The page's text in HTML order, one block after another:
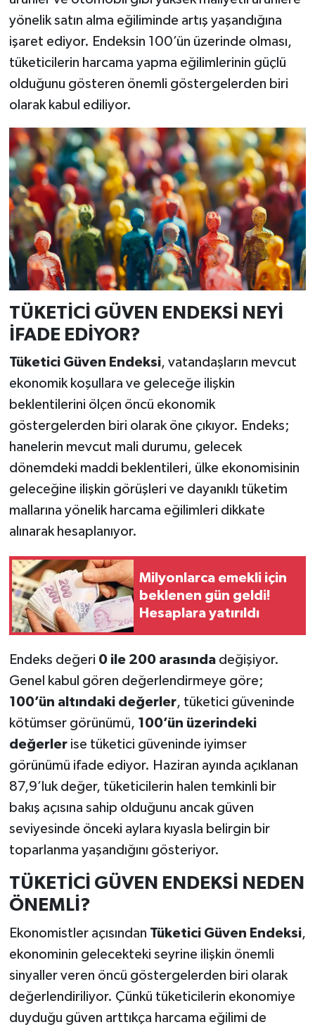
yönelik satın alma eğiliminde artış yaşandığına
işaret ediyor. Endeksin 100’ün üzerinde olması,
tüketicilerin harcama yapma eğilimlerinin güçlü
olduğunu gösteren önemli göstergelerden biri
olarak kabul ediliyor.
TÜKETİCİ GÜVEN ENDEKSİ NEYİ
İFADE EDİYOR?
Tüketici Güven Endeksi, vatandaşların mevcut
ekonomik koşullara ve geleceğe ilişkin
beklentilerini ölçen öncü ekonomik
göstergelerden biri olarak öne çıkıyor. Endeks;
hanelerin mevcut mali durumu, gelecek
dönemdeki maddi beklentileri, ülke ekonomisinin
geleceğine ilişkin görüşleri ve dayanıklı tüketim
mallarına yönelik harcama eğilimleri dikkate
alınarak hesaplanıyor.
Milyonlarca emekli için
beklenen gün geldi!
Hesaplara yatırıldı
Endeks değeri 0 ile 200 arasındadeğişiyor.
Genel kabul gören değerlendirmeye göre;
100’ün altındaki değerler, tüketici güveninde
kötümser görünümü, 100’ün üzerindeki
değerlerise tüketici güveninde iyimser
görünümü ifade ediyor. Haziran ayında açıklanan
87,9’luk değer, tüketicilerin halen temkinli bir
bakış açısına sahip olduğunu ancak güven
seviyesinde önceki aylara kıyasla belirgin bir
toparlanma yaşandığını gösteriyor.
TÜKETİCİ GÜVEN ENDEKSİ NEDEN
ÖNEMLİ?
Ekonomistler açısından Tüketici Güven Endeksi,
ekonominin gelecekteki seyrine ilişkin önemli
sinyaller veren öncü göstergelerden biri olarak
değerlendiriliyor. Çünkü tüketicilerin ekonomiye
duyduğu güven arttıkça harcama eğilimi de